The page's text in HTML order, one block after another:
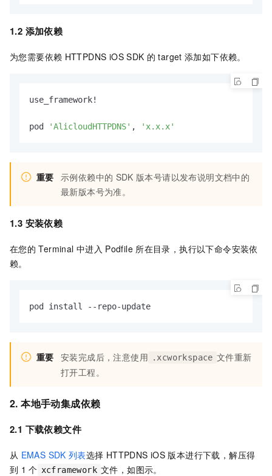
1.2 添加依赖
为您需要依赖 HTTPDNS iOS SDK 的 target 添加如下依赖。
use_framework!
pod 'AlicloudHTTPDNS' , 'x.x.x'
重要 示例依赖中的 SDK 版本号请以发布说明文档中的
最新版本号为准。
1.3 安装依赖
在您的 Terminal 中进入 Podfile 所在目录，执行以下命令安装依
赖。
pod install --repo-update
重要 安装完成后，注意使用 .xcworkspace 文件重新
打开工程。
2. 本地手动集成依赖
2.1 下载依赖文件
从 EMAS SDK 列表选择 HTTPDNS iOS 版本进行下载，解压得
到 1 个 xcframework 文件，如图示。